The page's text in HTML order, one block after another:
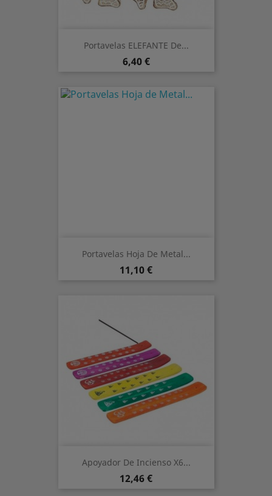
Portavelas ELEFANTE De...
Preis
6,40 €
Portavelas Hoja De Metal...
Preis
11,10 €
Apoyador De Incienso X6...
Preis
12,46 €